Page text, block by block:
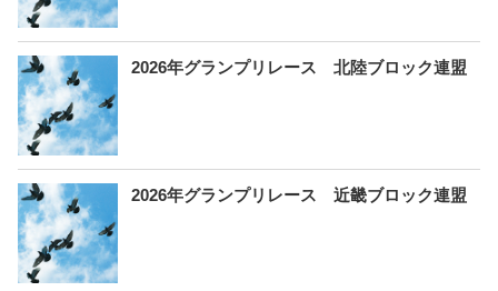
2026年グランプリレース 北陸ブロック連盟
2026年グランプリレース 近畿ブロック連盟